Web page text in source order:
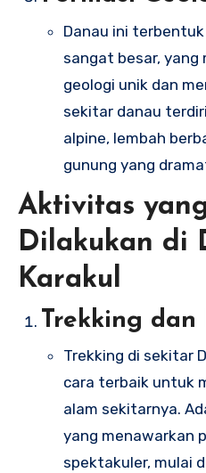
Danau ini
sangat besar, yang
geologi unik dan
sekitar danau
alpine, lembah
gunung yang
Aktivitas
Dilakukan di
Karakul
Trekking dan
Trekking di sekitar
cara terbaik untuk
alam sekitarnya.
yang menawarkan
spektakuler, mulai